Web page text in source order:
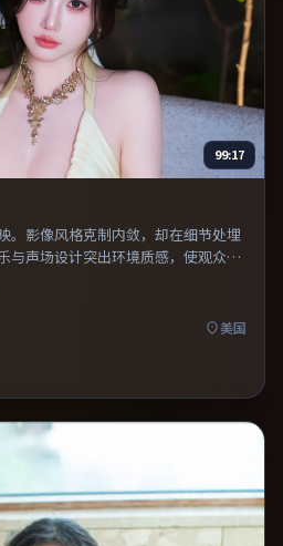
99:17
。影像风格克制内敛，却在细节处埋
与声场设计突出环境质感，使观众更
戏与命运母题的影迷。
美国